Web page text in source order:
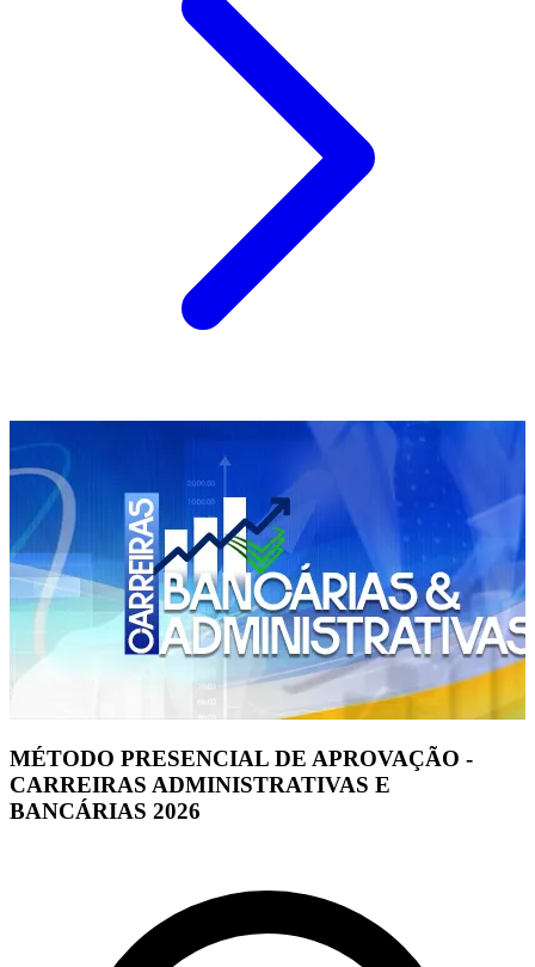
MÉTODO PRESENCIAL DE APROVAÇÃO -
CARREIRAS ADMINISTRATIVAS E
BANCÁRIAS 2026